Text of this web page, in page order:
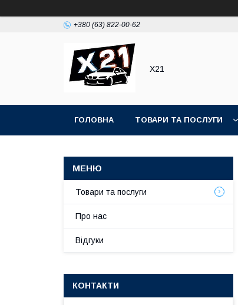
+380 (63) 822-00-62
Х21
ГОЛОВНА ТОВАРИ ТА ПОСЛУГИ
Товари та послуги
Про нас
Відгуки
КОНТАКТИ